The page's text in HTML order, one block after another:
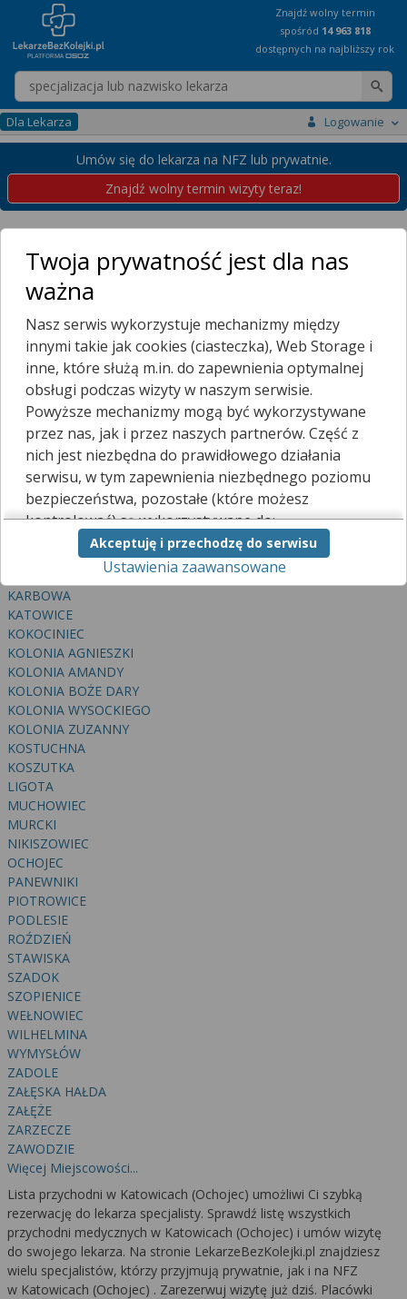
Znajdź wolny termin
spośród 14 963 818
dostępnych na najbliższy rok
Wpisz nazwę lekarza
Dla Lekarza Logowanie
Umów się do lekarza na NFZ lub prywatnie.
Znajdź wolny termin wizyty teraz!
Placówki
Przychodnie w Katowicach
Ochojec
Wybierz dzielnicę
BEDEROWIEC
BOGUCICE
BORKI
BRYNÓW
BUROWIEC
CEGIELNIA MURCKI
DĄB
DĄBRÓWKA MAŁA
DOLINA TRZECH STAWÓW
KARBOWA
KATOWICE
KOKOCINIEC
KOLONIA AGNIESZKI
KOLONIA AMANDY
KOLONIA BOŻE DARY
KOLONIA WYSOCKIEGO
KOLONIA ZUZANNY
KOSTUCHNA
KOSZUTKA
LIGOTA
MUCHOWIEC
MURCKI
NIKISZOWIEC
OCHOJEC
PANEWNIKI
PIOTROWICE
PODLESIE
ROŹDZIEŃ
STAWISKA
SZADOK
SZOPIENICE
WEŁNOWIEC
WILHELMINA
WYMYSŁÓW
ZADOLE
ZAŁĘSKA HAŁDA
ZAŁĘŻE
ZARZECZE
ZAWODZIE
Więcej Miejscowości...
Lista przychodni w Katowicach (Ochojec) umożliwi Ci szybką
rezerwację do lekarza specjalisty. Sprawdź listę wszystkich
przychodni medycznych w Katowicach (Ochojec) i umów wizytę
do swojego lekarza. Na stronie LekarzeBezKolejki.pl znajdziesz
wielu specjalistów, którzy przyjmują prywatnie, jak i na NFZ
w Katowicach (Ochojec) . Zarezerwuj wizytę już dziś. Placówki
Twoja prywatność jest dla nas
ważna
Nasz serwis wykorzystuje mechanizmy między
innymi takie jak cookies (ciasteczka), Web Storage i
inne, które służą m.in. do zapewnienia optymalnej
obsługi podczas wizyty w naszym serwisie.
Powyższe mechanizmy mogą być wykorzystywane
przez nas, jak i przez naszych partnerów. Część z
nich jest niezbędna do prawidłowego działania
serwisu, w tym zapewnienia niezbędnego poziomu
bezpieczeństwa, pozostałe (które możesz
kontrolować) są wykorzystywane do:
obsługi dodatkowych funkcjonalności
usprawniających działanie naszego serwisu,
analizy tego, w jaki sposób korzystasz z naszej
strony,
marketingu bezpośredniego i wyświetlania reklam, w
tym reklam spersonalizowanych,
udostępniania funkcji mediów społecznościowych.
Kliknij „Akceptuję i przechodzę do serwisu”, aby
wyrazić zgodę na przetwarzanie przez nas i
naszych partnerów Twoich danych w
powyższych celach.
Pamiętaj, że wyrażenie zgody jest dobrowolne, a
wyrażoną zgodę możesz w każdej chwili cofnąć,
możesz też wycofać zgodę na przetwarzanie Twoich
danych tylko w niektórych celach. Jeżeli chcesz
dowiedzieć się więcej lub chcesz przeprowadzić
konfigurację szczegółową, to możesz tego dokonać
za pomocą „Ustawień zaawansowanych”.
Więcej informacji na temat wykorzystywania
narzędzi zewnętrznych w naszym serwisie
znajdziesz w Regulaminie Serwisu.
Akceptuję i przechodzę do serwisu
Ustawienia zaawansowane